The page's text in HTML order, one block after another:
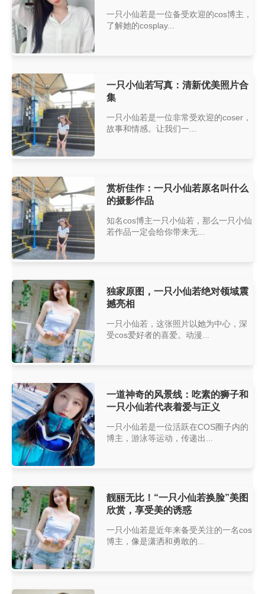
一只小仙若是一位备受欢迎的cos博主，
了解她的cosplay...
一只小仙若写真：清新优美照片合
集
一只小仙若是一位非常受欢迎的coser，
故事和情感。让我们一...
赏析佳作：一只小仙若原名叫什么
的摄影作品
知名cos博主一只小仙若，那么一只小仙
若作品一定会给你带来无...
独家原图，一只小仙若绝对领域震
撼亮相
一只小仙若，这张照片以她为中心，深
受cos爱好者的喜爱。动漫...
一道神奇的风景线：吃素的狮子和
一只小仙若代表着爱与正义
一只小仙若是一位活跃在COS圈子内的
博主，游泳等运动，传递出...
靓丽无比！“一只小仙若换脸”美图
欣赏，享受美的诱惑
一只小仙若是近年来备受关注的一名cos
博主，像是潇洒和勇敢的...